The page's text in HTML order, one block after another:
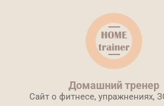
Домашний тренер
Сайт о фитнесе, упражнениях,